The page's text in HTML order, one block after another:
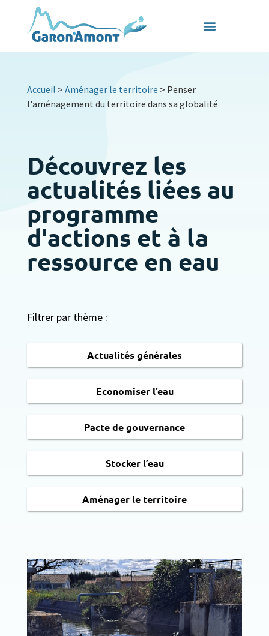
Accueil > Aménager le territoire > Penser
l'aménagement du territoire dans sa globalité
Découvrez les
actualités liées au
programme
d'actions et à la
ressource en eau
Filtrer par thème :
Actualités générales
Economiser l’eau
Pacte de gouvernance
Stocker l’eau
Aménager le territoire